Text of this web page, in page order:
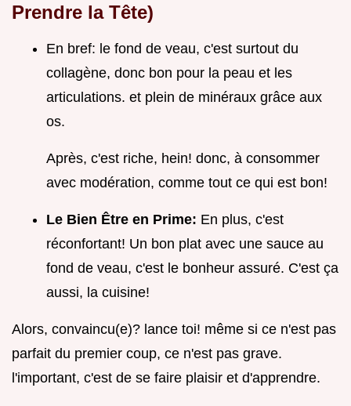
Prendre la Tête)
En bref: le fond de veau, c'est surtout du
collagène, donc bon pour la peau et les
articulations. et plein de minéraux grâce aux
os.
Après, c'est riche, hein! donc, à consommer
avec modération, comme tout ce qui est bon!
Le Bien Être en Prime: En plus, c'est
réconfortant! Un bon plat avec une sauce au
fond de veau, c'est le bonheur assuré. C'est ça
aussi, la cuisine!
Alors, convaincu(e)? lance toi! même si ce n'est pas
parfait du premier coup, ce n'est pas grave.
l'important, c'est de se faire plaisir et d'apprendre.